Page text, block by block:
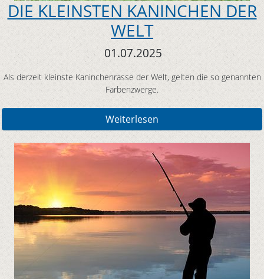
DIE KLEINSTEN KANINCHEN DER
WELT
01.07.2025
Als derzeit kleinste Kaninchenrasse der Welt, gelten die so genannten
Farbenzwerge.
Weiterlesen